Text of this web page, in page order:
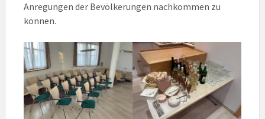
Anregungen der Bevölkerungen nachkommen zu
können.